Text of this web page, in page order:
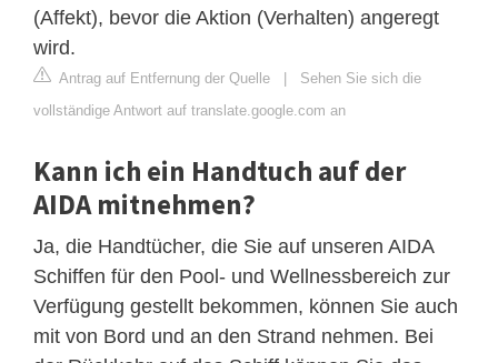
(Affekt), bevor die Aktion (Verhalten) angeregt
wird.
Antrag auf Entfernung der Quelle | Sehen Sie sich die
vollständige Antwort auf translate.google.com an
Kann ich ein Handtuch auf der
AIDA mitnehmen?
Ja, die Handtücher, die Sie auf unseren AIDA
Schiffen für den Pool- und Wellnessbereich zur
Verfügung gestellt bekommen, können Sie auch
mit von Bord und an den Strand nehmen. Bei